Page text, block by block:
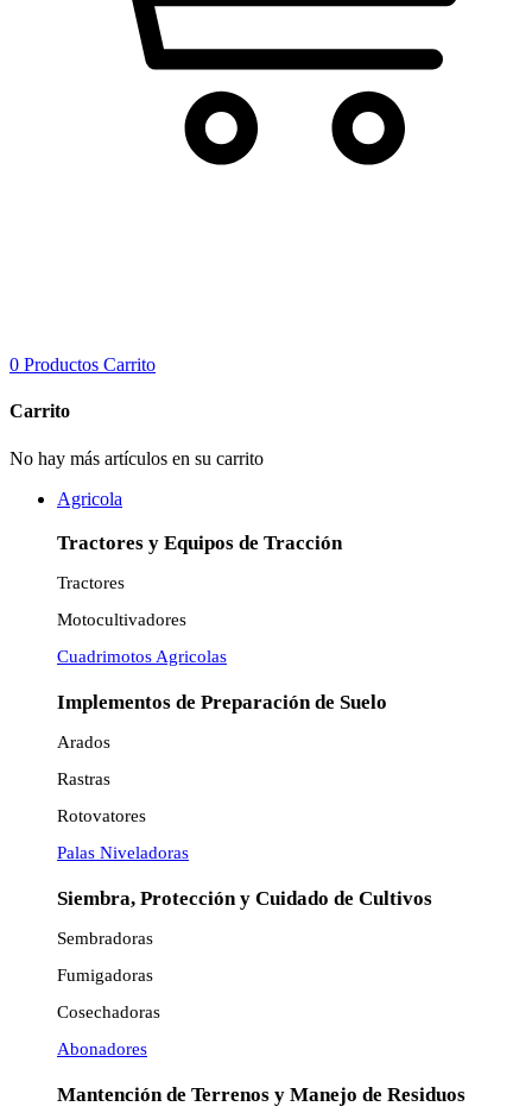
0 Productos Carrito
Carrito
No hay más artículos en su carrito
Agricola
Tractores y Equipos de Tracción
Tractores
Motocultivadores
Cuadrimotos Agricolas
Implementos de Preparación de Suelo
Arados
Rastras
Rotovatores
Palas Niveladoras
Siembra, Protección y Cuidado de Cultivos
Sembradoras
Fumigadoras
Cosechadoras
Abonadores
Mantención de Terrenos y Manejo de Residuos